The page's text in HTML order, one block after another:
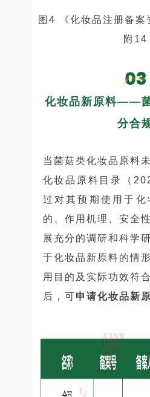
图4 《化妆品注册备案
附14
化妆品新原料——
分合
当菌菇类化妆品原料
化妆品原料目录（
过对其预期使用于化
的、作用机理、安全
展充分的调研和科学
于化妆品新原料的情
用目的及实际功效符
后，可申请化妆品新